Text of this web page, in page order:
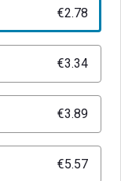
€2.78
€3.34
€3.89
€5.57